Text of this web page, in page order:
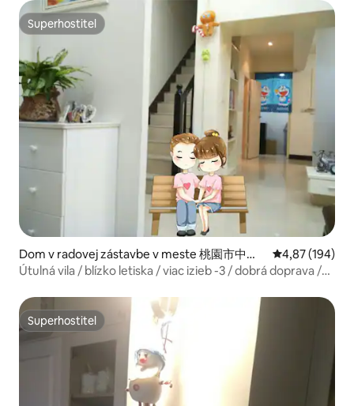
Superhostiteľ
Superhostiteľ
Dom v radovej zástavbe v meste 桃園市中壢
區
Priemerné
4,87 (194)
Útulná vila / blízko letiska / viac izieb -3 / dobrá doprava /
mesačný prenájom / spriatelenie sa / zdieľanie
Superhostiteľ
Superhostiteľ